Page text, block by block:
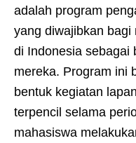
adalah program
yang diwajibkan bagi
di Indonesia sebagai
mereka. Program ini
bentuk kegiatan
terpencil selama
mahasiswa